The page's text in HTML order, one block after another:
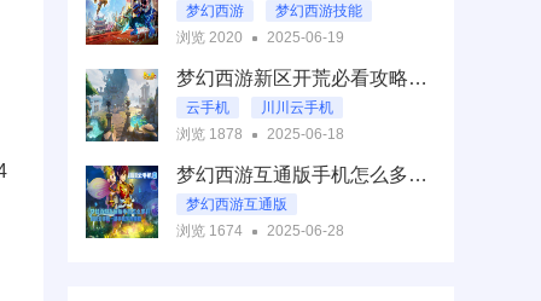
梦幻西游
梦幻西游技能
梦幻西游玩法
浏览 2020 2025-06-19
梦幻西游新区开荒必看攻略：首日冲级路线与资源垄断技巧（2025最新）
云手机
川川云手机
梦幻西游手游
浏览 1878 2025-06-18
梦幻西游互通版手机怎么多开？川川云手机一部手机多开教程
梦幻西游互通版
川川云手机
浏览 1674 2025-06-28